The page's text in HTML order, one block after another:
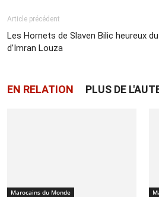
Article précédent
Les Hornets de Slaven Bilic heureux
d’Imran Louza
EN RELATION PLUS DE
Marocains du Monde